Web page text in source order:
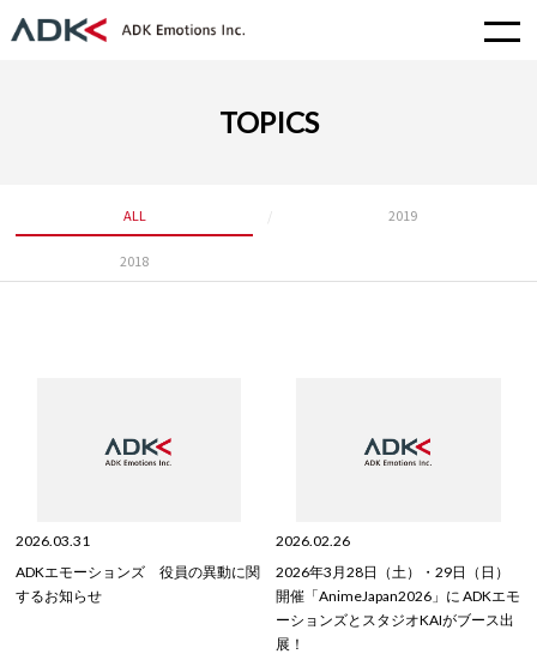
TOPICS
ALL 2019
2018
2026.03.31
ADKエモーションズ 役員の異動に関
するお知らせ
2026.02.26
2026年3月28日（土）・29日（日）
開催「AnimeJapan2026」に ADKエモ
ーションズとスタジオKAIがブース出
展！